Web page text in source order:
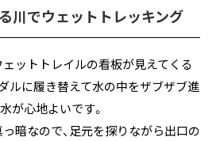
川でウェットトレッキング
ットトレイルの看板が見えてくる
ルに履き替えて水の中をザブザブ進
が心地よいです。
暗なので、足元を探りながら出口の